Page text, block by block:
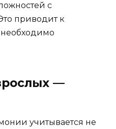
с
приводит к
—
учитывается не